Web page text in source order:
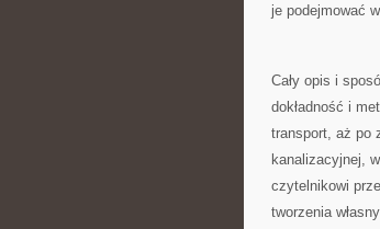
je podejmować
Cały opis i
dokładność i
transport, aż po
kanalizacyjnej,
czytelnikowi
tworzenia